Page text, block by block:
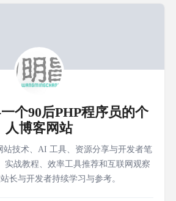
个90后PHP程序员的个
人博客网站
站技术、AI 工具、资源分享与开发者笔
实战教程、效率工具推荐和互联网观察
长与开发者持续学习与参考。